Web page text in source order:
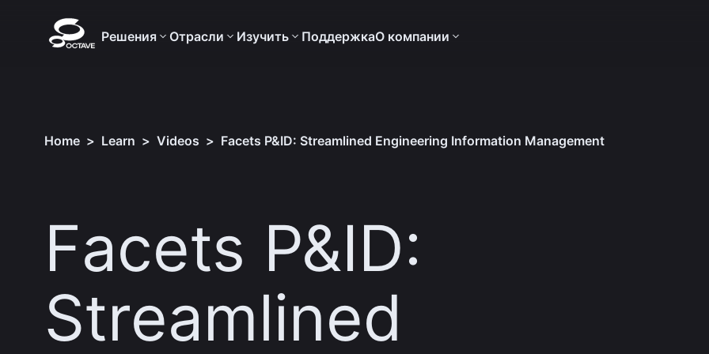
Решения Отрасли Изучить ПоддержкаО компании
Home > Learn > Videos > Facets P&ID: Streamlined Engineering Information Management
Facets P&ID:
Streamlined